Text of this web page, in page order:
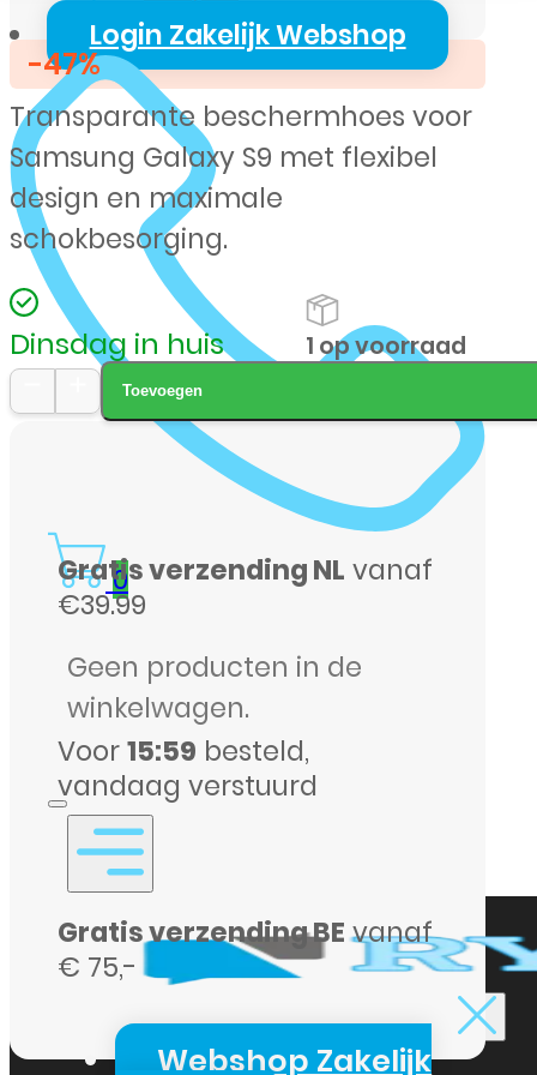
Login Zakelijk Webshop
0
Geen producten in de
winkelwagen.
Webshop Zakelijk
prijs
was:
€ 14,99.
prijs
is:
€ 7,99.
-47%
Transparante beschermhoes voor
Samsung Galaxy S9 met flexibel
design en maximale
schokbesorging.
Dinsdag in huis
My
Case
Samsung
Galaxy
Transparant
aantal
Toevoegen
1 op voorraad
Gratis verzending NL vanaf
€39.99
Voor15:59 besteld,
vandaag verstuurd
Gratis verzending BEvanaf
€ 75,-